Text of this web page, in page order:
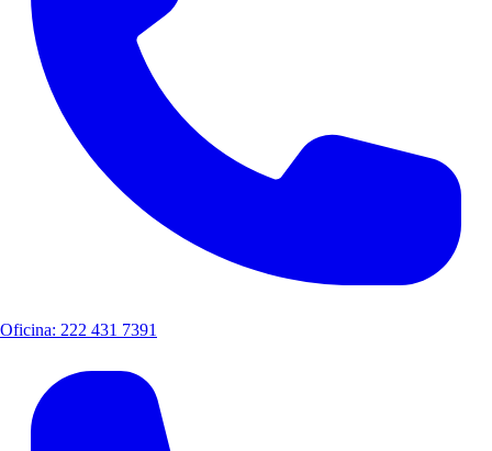
Oficina: 222 431 7391